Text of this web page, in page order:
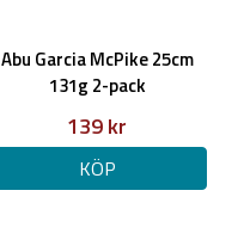
Abu Garcia McPike 25cm
131g 2-pack
139 kr
KÖP